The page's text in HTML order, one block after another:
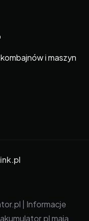
i maszyn
| Informacje
mają